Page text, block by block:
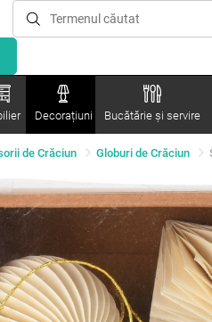
Decorațiuni Bucătărie și servire
de Crăciun Globuri de Crăciun